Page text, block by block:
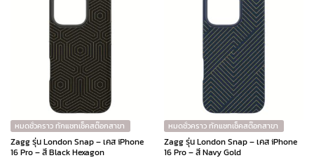
หมดชั่วคราว ทักแชทเช็คสต๊อกสาขา
Zagg รุ่น London Snap – เคส iPhone
16 Pro – สี Black Hexagon
หมดชั่วคราว ทักแชทเช็คสต๊อกสาขา
Zagg รุ่น London Snap – เคส iPhone
16 Pro – สี Navy Gold